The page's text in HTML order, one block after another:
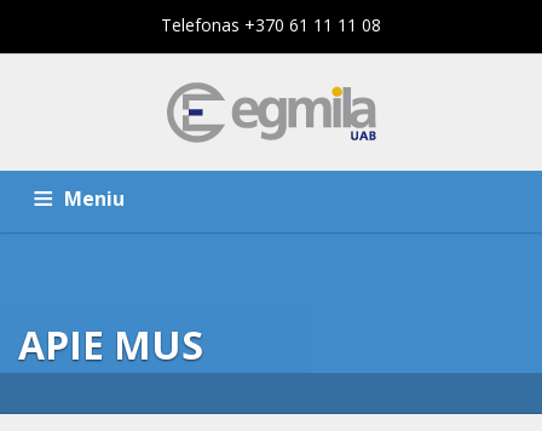
Telefonas +370 61 11 11 08
Meniu
KOMPANIJA
APIE MUS